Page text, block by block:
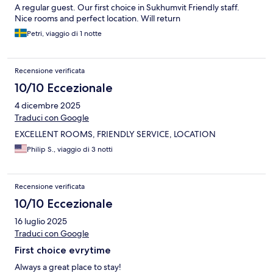
A regular guest. Our first choice in Sukhumvit Friendly staff.
Nice rooms and perfect location. Will return
Petri, viaggio di 1 notte
Recensione verificata
10/10 Eccezionale
4 dicembre 2025
Traduci con Google
EXCELLENT ROOMS, FRIENDLY SERVICE, LOCATION
Philip S., viaggio di 3 notti
Recensione verificata
10/10 Eccezionale
16 luglio 2025
Traduci con Google
First choice evrytime
Always a great place to stay!